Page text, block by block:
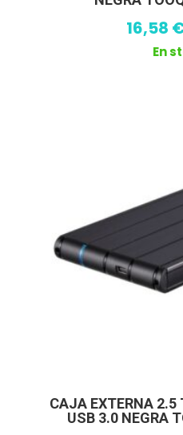
16,58
En
CAJA EXTERNA
USB 3.0 NEGRA